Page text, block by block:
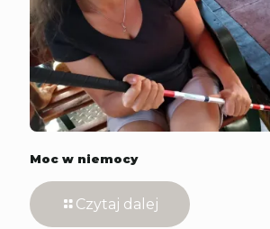
Moc w niemocy
Czytaj dalej